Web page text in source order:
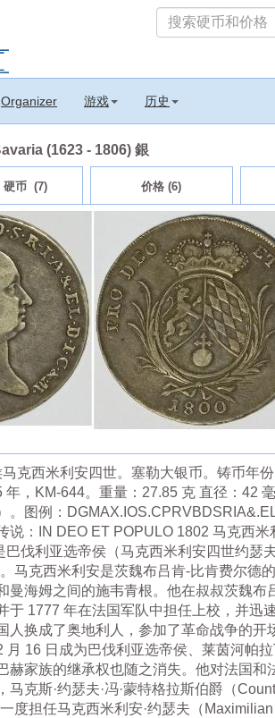
Organizer 游戏 历史
(1623 - 1806) 銀
硬币 (7) 价格 (6)
克西米利安四世。塞勒大银币。铸币年
年，KM-644。重量：27.85 克 直径：42
。图例：
说：IN DEO ET POPULO 1802 马克西
巴伐利亚选帝侯（马克西米利安四世约瑟
马克西米利安是茨魏布吕肯-比肯费尔德
曼海姆之间的施韦青根。他在叔叔茨魏
于 1777 年在法国军队中担任上校，并
人换成了奥地利人，参加了革命战争的
月 16 日成为巴伐利亚选帝侯、莱茵河帕
赫家族的继承权也随之消失。他对法国
马克斯·约瑟夫·冯·蒙特格拉斯伯爵（
度担任马克西米利安·约瑟夫（